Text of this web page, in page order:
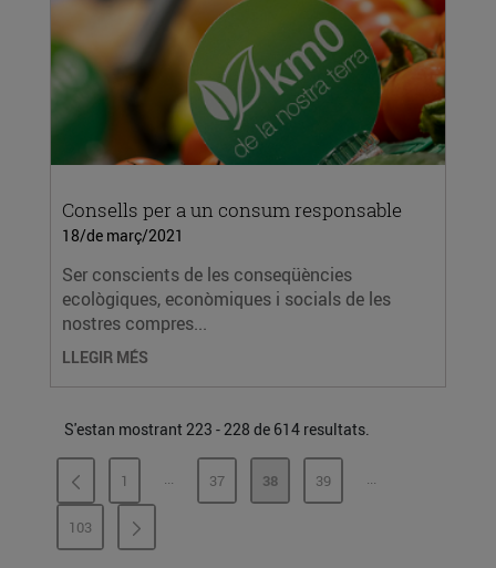
Consells per a un consum responsable
18/de març/2021
Ser conscients de les conseqüències
ecològiques, econòmiques i socials de les
nostres compres...
LLEGIR MÉS
S'estan mostrant 223 - 228 de 614 resultats.
PÀGINA
1 ...PÀGINES INTERMÈDIES
PÀGINA
37 PÀGINA
38 PÀGINA
39 ...PÀGINES
PÀGINA
103